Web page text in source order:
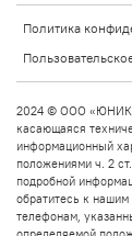
Политика
2024 © ООО «ЮНИКС
касающаяся
информационный
положениями ч. 2
подробной
обратитесь к
телефонам,